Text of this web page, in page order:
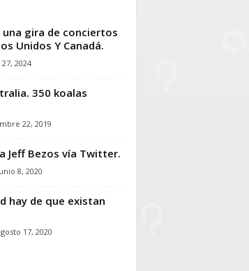
una gira de conciertos
Unidos Y Canadá.
2024
350 koalas
22, 2019
Jeff Bezos vía Twitter.
8, 2020
hay de que existan
17, 2020